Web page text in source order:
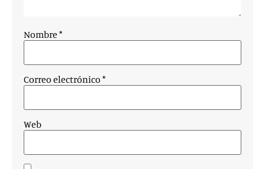
Nombre *
Correo electrónico *
Web